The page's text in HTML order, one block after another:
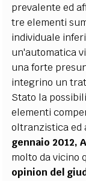
prevalente ed
tre elementi
individuale
un'automatica
una forte
integrino un
Stato la
elementi
oltranzistica ed
gennaio 2012,
molto da vicino
opinion del